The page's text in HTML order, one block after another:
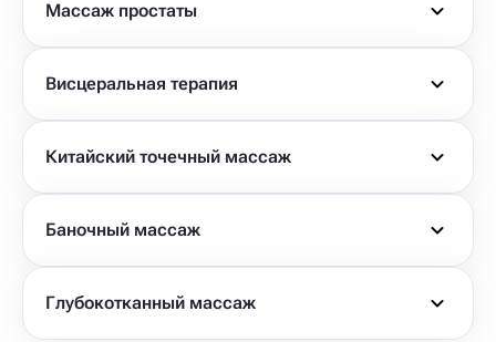
Массаж простаты
Висцеральная терапия
Китайский точечный массаж
Баночный массаж
Глубокотканный массаж